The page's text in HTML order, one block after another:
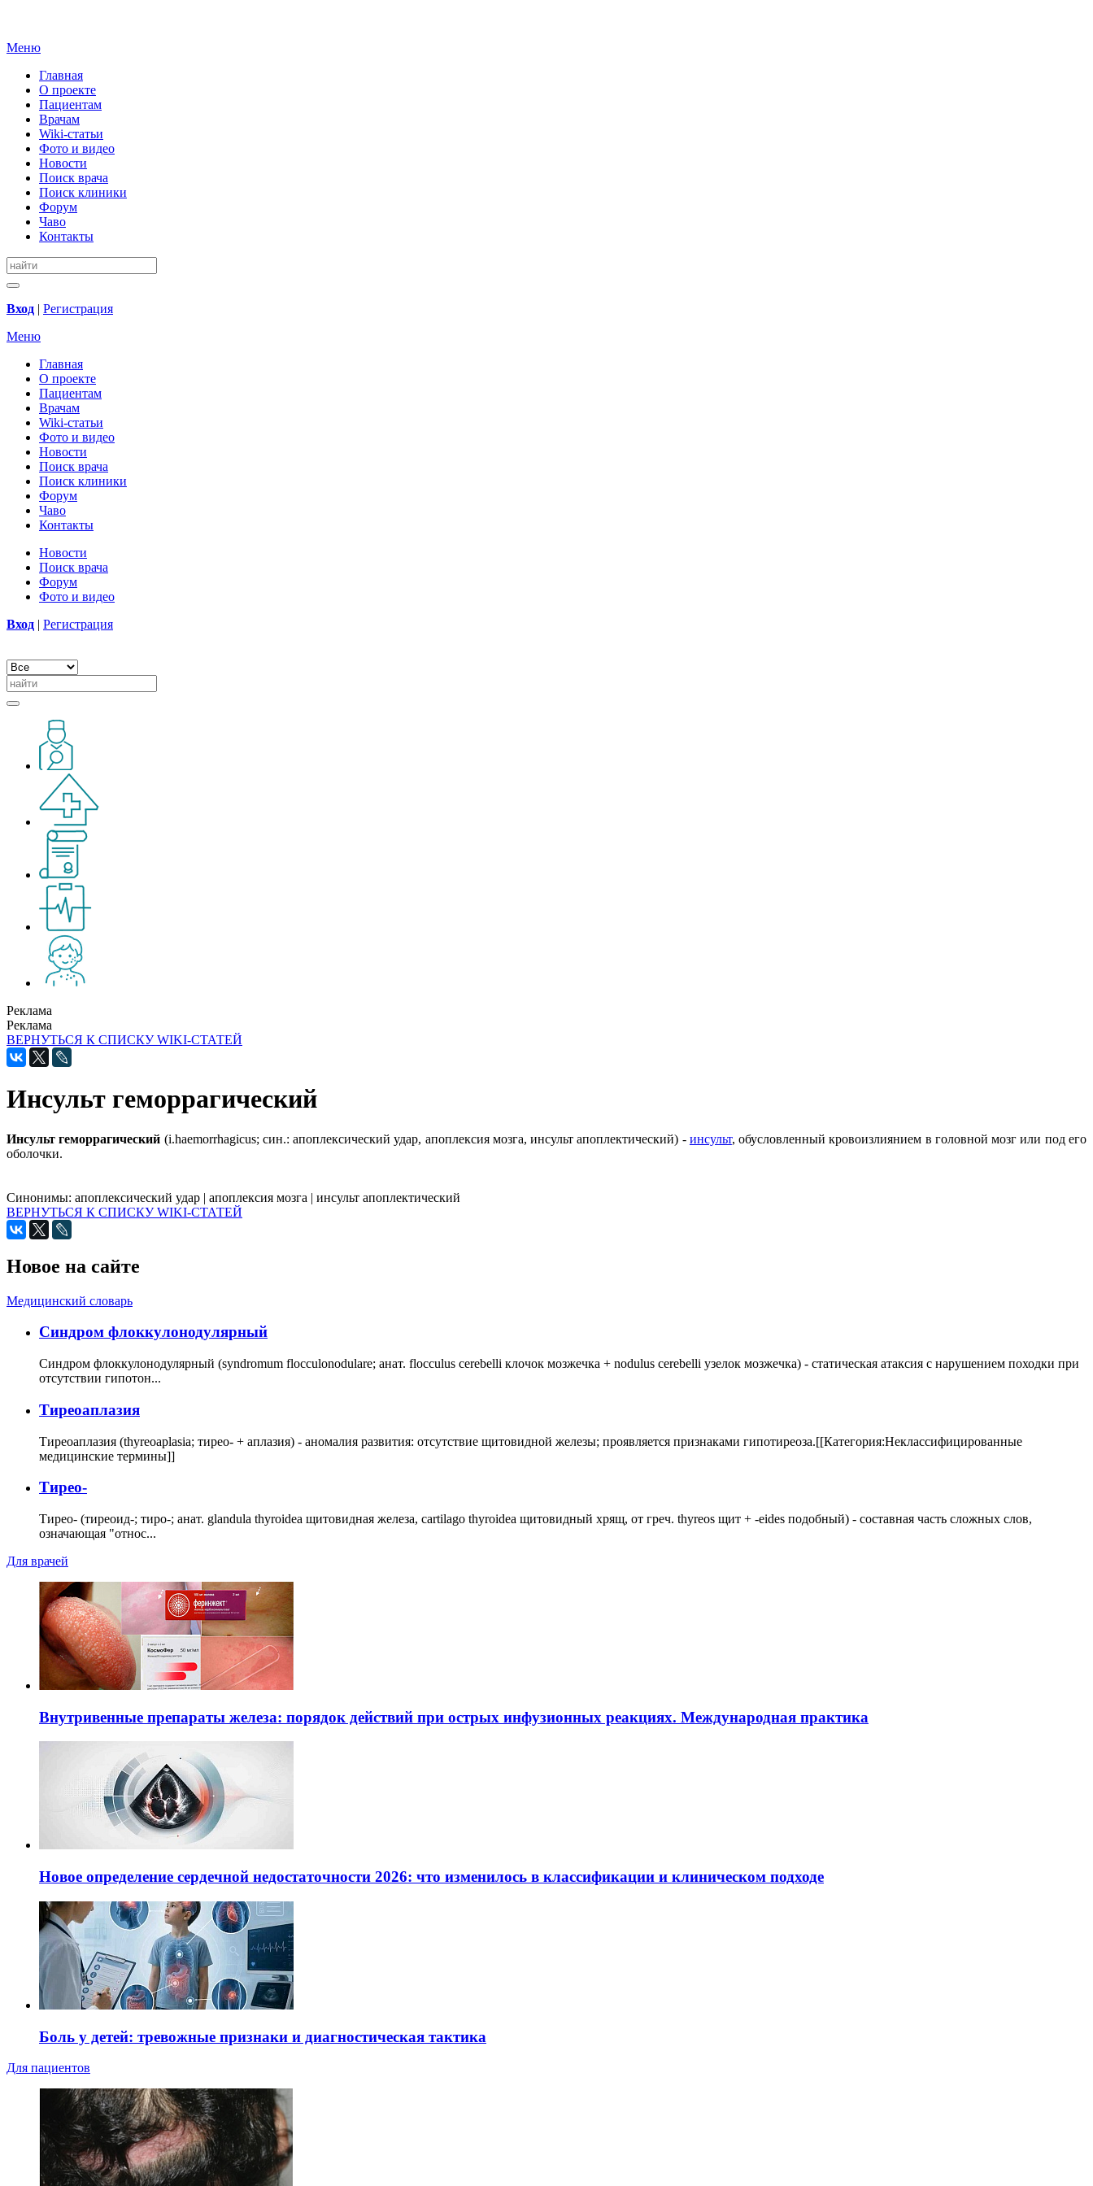
Меню
Главная
О проекте
Пациентам
Врачам
Wiki-статьи
Фото и видео
Новости
Поиск врача
Поиск клиники
Форум
Чаво
Контакты
Вход | Регистрация
Меню
Главная
О проекте
Пациентам
Врачам
Wiki-статьи
Фото и видео
Новости
Поиск врача
Поиск клиники
Форум
Чаво
Контакты
Новости
Поиск врача
Форум
Фото и видео
Вход | Регистрация
Реклама
Реклама
ВЕРНУТЬСЯ К СПИСКУ WIKI-СТАТЕЙ
Инсульт геморрагический
Инсульт геморрагический (i.haemorrhagicus; син.: апоплексический удар, апоплексия мозга, инсульт апоплектический) - инсульт, обусловленный кровоизлиянием в головной мозг или под его
оболочки.
Синонимы: апоплексический удар | апоплексия мозга | инсульт апоплектический
ВЕРНУТЬСЯ К СПИСКУ WIKI-СТАТЕЙ
Новое на сайте
Медицинский словарь
Cиндром флоккулонодулярный
Синдром флоккулонодулярный (syndromum flocculonodulare; анат. flocculus cerebelli клочок мозжечка + nodulus cerebelli узелок мозжечка) - статическая атаксия с нарушением походки при
отсутствии гипотон...
Тиреоаплазия
Тиреоаплазия (thyreoaplasia; тирео- + аплазия) - аномалия развития: отсутствие щитовидной железы; проявляется признаками гипотиреоза.[[Категория:Неклассифицированные
медицинские термины]]
Тирео-
Тирео- (тиреоид-; тиро-; анат. glandula thyroidea щитовидная железа, cartilago thyroidea щитовидный хрящ, от греч. thyreos щит + -eides подобный) - составная часть сложных слов,
означающая "относ...
Для врачей
Внутривенные препараты железа: порядок действий при острых инфузионных реакциях. Международная практика
Новое определение сердечной недостаточности 2026: что изменилось в классификации и клиническом подходе
Боль у детей: тревожные признаки и диагностическая тактика
Для пациентов